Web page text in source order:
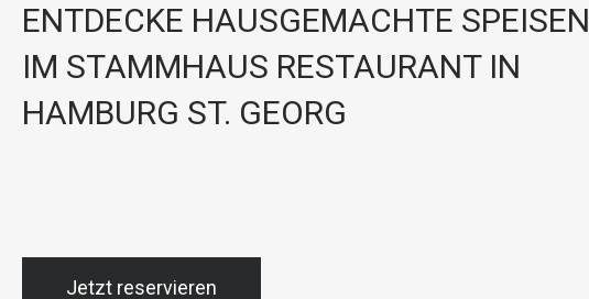
ENTDECKE HAUSGEMACHTE SPEISEN
IM STAMMHAUS RESTAURANT IN
HAMBURG ST. GEORG
Jetzt reservieren